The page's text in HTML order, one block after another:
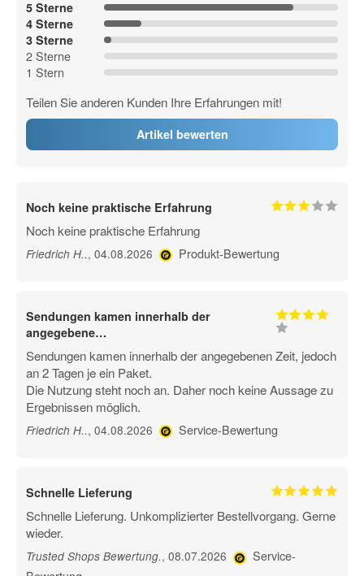
5 Sterne
4 Sterne
3 Sterne
2 Sterne
1 Stern
Teilen Sie anderen Kunden Ihre Erfahrungen mit!
Artikel bewerten
Noch keine praktische Erfahrung
Noch keine praktische Erfahrung
Friedrich H.., 04.08.2026 Produkt-Bewertung
Sendungen kamen innerhalb der
angegebene…
Sendungen kamen innerhalb der angegebenen Zeit, jedoch
an 2 Tagen je ein Paket.
Die Nutzung steht noch an. Daher noch keine Aussage zu
Ergebnissen möglich.
Friedrich H.., 04.08.2026 Service-Bewertung
Schnelle Lieferung
Schnelle Lieferung. Unkomplizierter Bestellvorgang. Gerne
wieder.
Trusted Shops Bewertung., 08.07.2026
Service-